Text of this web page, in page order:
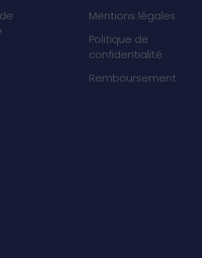
Mentions légales
Politique de
confidentialité
Remboursement